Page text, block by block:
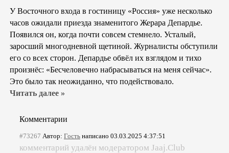
У Восточного входа в гостиницу «Россия» уже несколько
часов ожидали приезда знаменитого Жерара Депардье.
Появился он, когда почти совсем стемнело. Усталый,
заросший многодневной щетиной. Журналисты обступили
его со всех сторон. Депардье обвёл их взглядом и тихо
произнёс: «Бесчеловечно набрасываться на меня сейчас».
Это было так неожиданно, что подействовало.
Читать далее »
Комментарии
#73267 Автор: Гость написано 03.03.2025 4:37:51
комментарий удалён модератором Jaaj.Club